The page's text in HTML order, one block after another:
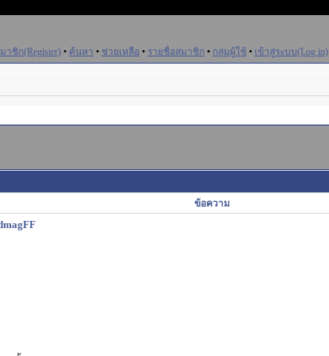
าชิก(Register) • ค้นหา • ช่วยเหลือ • รายชื่อสมาชิก • กลุ่มผู้ใช้ • เข้าสู่ระบบ(Log in)
ข้อความ